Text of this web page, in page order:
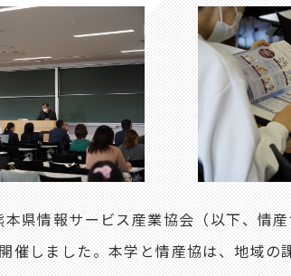
県情報サービス産業協会（以下、情
しました。本学と情産協は、地域の